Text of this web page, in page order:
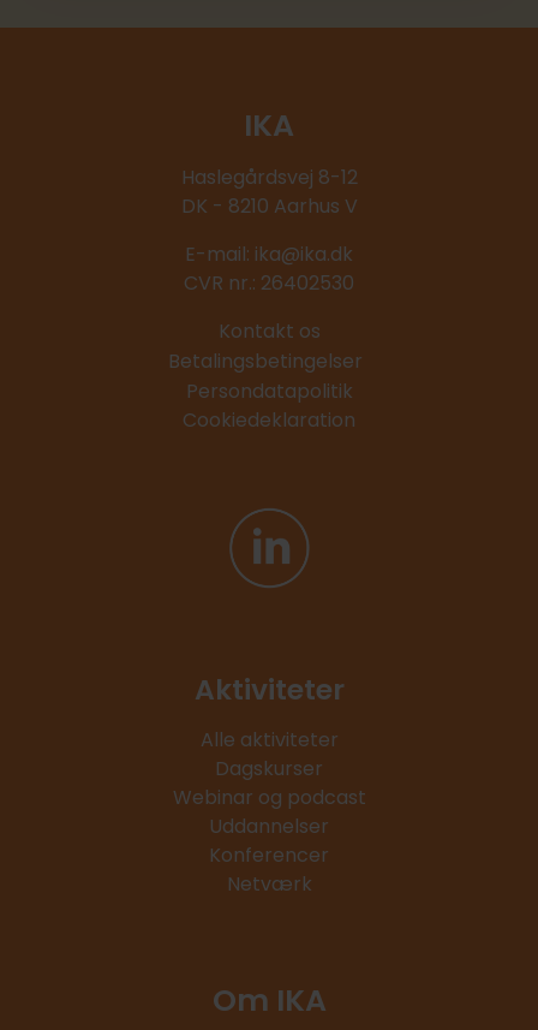
IKA
Haslegårdsvej 8-12
DK - 8210 Aarhus V
E-mail: ika@ika.dk
CVR nr.: 26402530
Kontakt os
Betalingsbetingelser
Persondatapolitik
Cookiedeklaration
Aktiviteter
Alle aktiviteter
Dagskurser
Webinar og podcast
Uddannelser
Konferencer
Netværk
Om IKA